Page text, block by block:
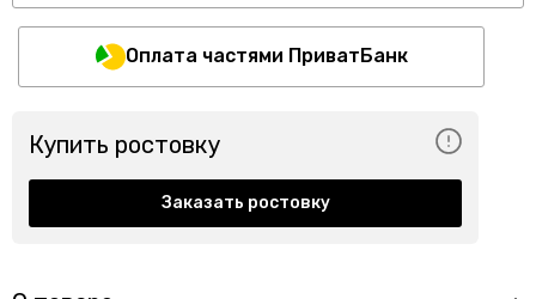
Оплата частями ПриватБанк
Купить ростовку
Заказать ростовку